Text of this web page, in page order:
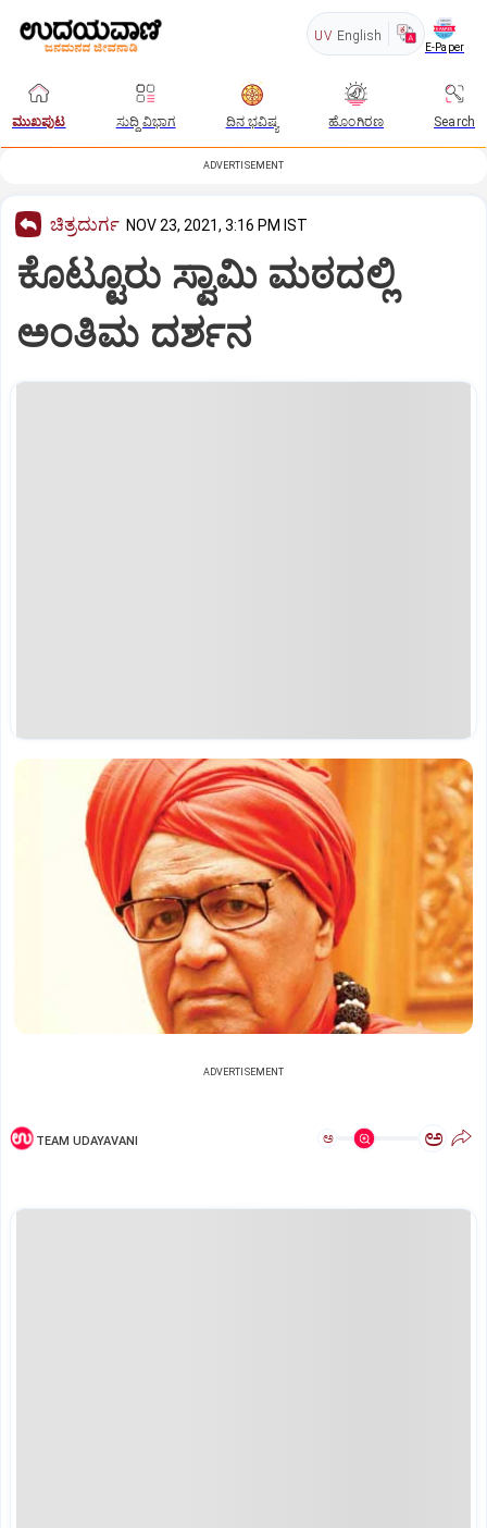
UV English
E-Paper
ಮುಖಪುಟ ಸುದ್ದಿ ವಿಭಾಗ ದಿನ ಭವಿಷ್ಯ ಹೊಂಗಿರಣ Search
ADVERTISEMENT
ಚಿತ್ರದುರ್ಗ NOV 23, 2021, 3:16 PM IST
ಕೊಟ್ಟೂರು ಸ್ವಾಮಿ ಮಠದಲ್ಲಿ
ಅಂತಿಮ ದರ್ಶನ
ADVERTISEMENT
TEAM UDAYAVANI ಅ ಅ